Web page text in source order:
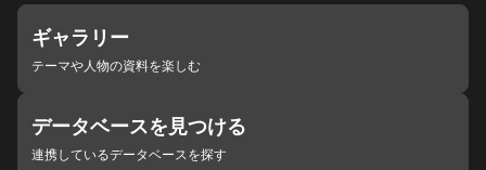
ギャラリー
テーマや人物の資料を楽しむ
データベースを見つける
連携しているデータベースを探す